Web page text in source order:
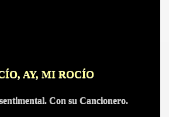
AY, MI ROCÍO
Con su Cancionero.